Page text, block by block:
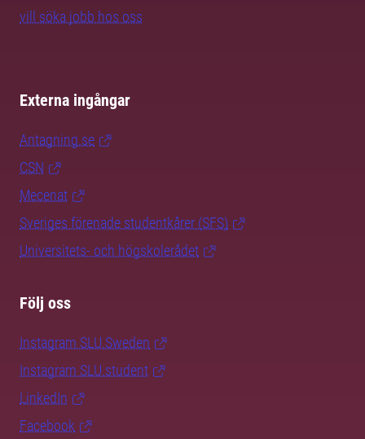
vill söka jobb hos oss
Externa ingångar
Antagning.se
CSN
Mecenat
Sveriges förenade studentkårer (SFS)
Universitets- och högskolerådet
Följ oss
Instagram SLU.Sweden
Instagram SLU.student
LinkedIn
Facebook